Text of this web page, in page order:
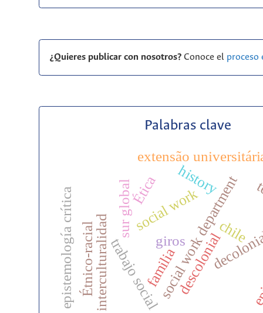
¿Quieres publicar con nosotros?Conoce el
Palabras clave
social work
history
social work department
trabajo social descolonial
sur global
interculturalidad giros chile
extensão
Étnico-racial
epistemología crítica Ética
familia